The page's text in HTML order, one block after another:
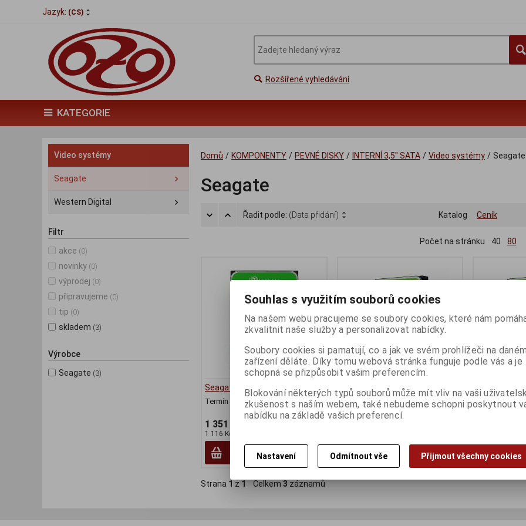
Jazyk: (CS)
Rozšířené vyhledávání
KATEGORIE
Video systémy
Seagate
Western Digital
Filtr
akce (0)
novinky (0)
výprodej (0)
připravujeme (0)
tip (0)
skladem (3)
Výrobce
Seagate (3)
Domů / KOMPONENTY / PEVNÉ DISKY / INTERNÍ 3,5" SATA / Video systémy / Seagate
Seagate
Řadit podle: (Data přidání) Katalog Ceník
Počet na stránku 40 80
Seagate SkyHawk 1TB
Termín dodání (dny):3
1 351 Kč
1 116 Kč (bez DPH:)
Koupit
Seagate SkyHawk 2TB
Termín dodání (dny):14
Koupit
Seagate
Termín dodání
Strana 1 z 1 Celkem 3 záznamů
Souhlas s využitím souborů cookies
Na našem webu pracujeme se soubory cookies, které nám
zkvalitnit naše služby a personalizovat nabídky.
Soubory cookies si pamatují, co a jak ve svém prohlížeči na daném
zařízení děláte. Díky tomu webová stránka funguje podle vás a je
schopná se přizpůsobit vašim preferencím.
Blokování některých typů souborů může mít vliv na vaši
zkušenost s naším webem, také nebudeme schopni poskytnout
nabídku na základě vašich preferencí.
Nastavení Odmítnout vše Přijmout všechny cookies